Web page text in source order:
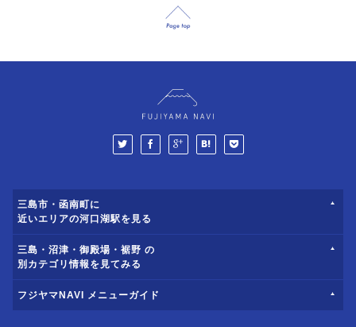
三島市・函南町に
近いエリアの河口湖駅を見る
三島・沼津・御殿場・裾野 の
別カテゴリ情報を見てみる
フジヤマNAVI メニューガイド